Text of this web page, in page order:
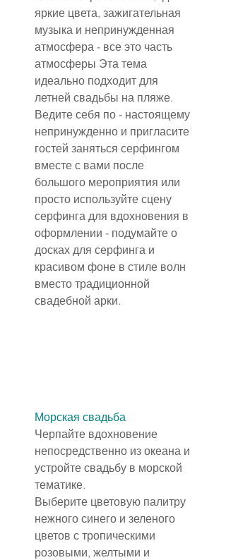
яркие цвета, зажигательная
музыка и непринужденная
атмосфера - все это часть
атмосферы Эта тема
идеально подходит для
летней свадьбы на пляже.
Ведите себя по - настоящему
непринужденно и пригласите
гостей заняться серфингом
вместе с вами после
большого мероприятия или
просто используйте сцену
серфинга для вдохновения в
оформлении - подумайте о
досках для серфинга и
красивом фоне в стиле волн
вместо традиционной
свадебной арки.
Морская свадьба
Черпайте вдохновение
непосредственно из океана и
устройте свадьбу в морской
тематике.
Выберите цветовую палитру
нежного синего и зеленого
цветов с тропическими
розовыми, желтыми и